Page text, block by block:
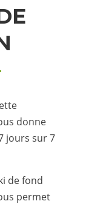
donne
jours sur 7
de fond
permet